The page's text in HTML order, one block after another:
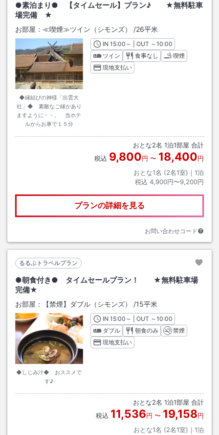
●素泊まり● 【タイムセール】プラン♪ ★無料駐車
場完備 ★
お部屋： ≪喫煙≫ツイン（シモンズ） /26平米
◆縁結びの神様「出雲大
社」◆ 素敵なご縁があり
ますように・・。 当ホテ
ルからお車で１５分
INチェックイン
15:00 ～ | OUT チェックアウト
～10:00
ツイン
食事なし
喫煙
現地支払い
おとな2名 1泊1部屋 合計
税込 9,800円 〜 18,400円
おとな1名 (2名1室)｜ 1泊
税込 4,900円〜9,200円
プランの詳細を見る
お問い合わせコード
るるぶトラベルプラン
●朝食付き● タイムセールプラン！ ★無料駐車場
完備★
お部屋： 【禁煙】ダブル（シモンズ） /15平米
◆しじみ汁◆ おススメで
す♪
INチェックイン
15:00 ～ | OUT チェックアウト
～10:00
ダブル
朝食のみ
禁煙
現地支払い
おとな2名 1泊1部屋 合計
税込 11,536円 〜 19,158円
おとな1名 (2名1室)｜ 1泊